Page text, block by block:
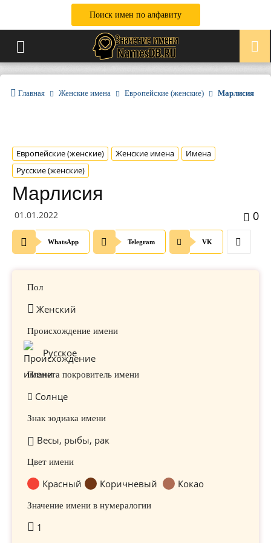
Поиск имен по алфавиту
Главная Женские имена Европейские (женские) Марлисия
Европейские (женские) Женские имена
Имена
Русские (женские)
Марлисия
01.01.2022 0
WhatsApp Telegram VK
Пол
Женский
Происхождение имени
Русское
Планета покровитель имени
Солнце
Знак зодиака имени
Весы, рыбы, рак
Цвет имени
Красный Коричневый Кокао
Значение имени в нумералогии
1